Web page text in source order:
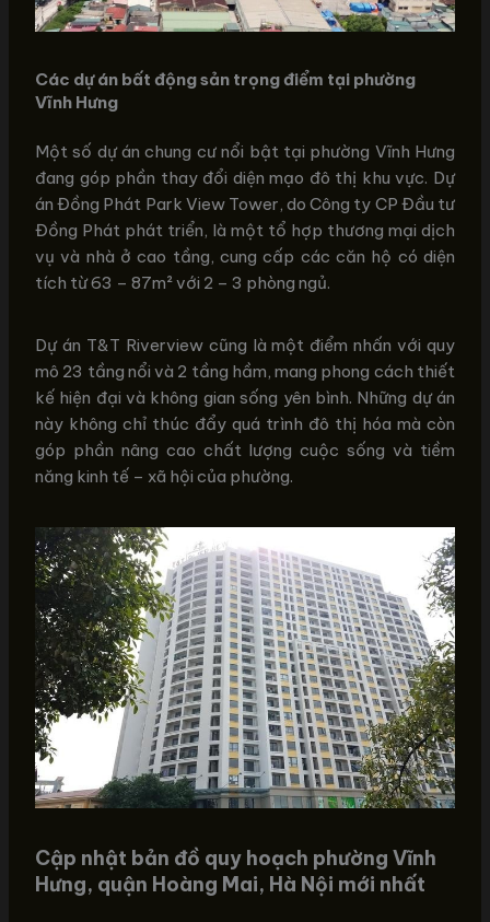
Các dự án bất động sản trọng điểm tại phường
Vĩnh Hưng
Một số dự án chung cư nổi bật tại phường Vĩnh Hưng
đang góp phần thay đổi diện mạo đô thị khu vực. Dự
án Đồng Phát Park View Tower, do Công ty CP Đầu tư
Đồng Phát phát triển, là một tổ hợp thương mại dịch
vụ và nhà ở cao tầng, cung cấp các căn hộ có diện
tích từ 63 – 87m² với 2 – 3 phòng ngủ.
Dự án T&T Riverview cũng là một điểm nhấn với quy
mô 23 tầng nổi và 2 tầng hầm, mang phong cách thiết
kế hiện đại và không gian sống yên bình. Những dự án
này không chỉ thúc đẩy quá trình đô thị hóa mà còn
góp phần nâng cao chất lượng cuộc sống và tiềm
năng kinh tế – xã hội của phường.
Cập nhật bản đồ quy hoạch phường Vĩnh
Hưng, quận Hoàng Mai, Hà Nội mới nhất